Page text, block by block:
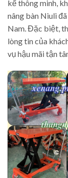
kế thông minh,
nâng bàn Niuli
Nam. Đặc biệt,
lòng tin của
vụ hậu mãi tận